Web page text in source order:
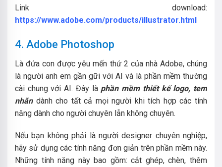
Link download:
https://www.adobe.com/products/illustrator.html
4. Adobe Photoshop
Là đứa con được yêu mến thứ 2 của nhà Adobe, chúng
là người anh em gần gữi với AI và là phần mềm thường
cài chung với AI. Đây là phần mềm thiết kế logo, tem
nhãn dành cho tất cả mọi người khi tích hợp các tính
năng dành cho người chuyên lẫn không chuyên.
Nếu bạn không phải là người designer chuyên nghiệp,
hãy sử dụng các tính năng đơn giản trên phần mềm này.
Những tính năng này bao gồm: cắt ghép, chèn, thêm